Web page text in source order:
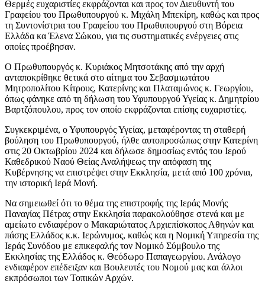
Θερμές ευχαριστίες εκφράζονται και προς τον Διευθυντή του
Γραφείου του Πρωθυπουργού κ. Μιχάλη Μπεκίρη, καθώς και προς
τη Συντονίστρια του Γραφείου του Πρωθυπουργού στη Βόρεια
Ελλάδα κα Έλενα Σώκου, για τις συστηματικές ενέργειες στις
οποίες προέβησαν.
Ο Πρωθυπουργός κ. Κυριάκος Μητσοτάκης από την αρχή
ανταποκρίθηκε θετικά στο αίτημα του Σεβασμιωτάτου
Μητροπολίτου Κίτρους, Κατερίνης και Πλαταμώνος κ. Γεωργίου,
όπως φάνηκε από τη δήλωση του Υφυπουργού Υγείας κ. Δημητρίου
Βαρτζόπουλου, προς τον οποίο εκφράζονται επίσης ευχαριστίες.
Συγκεκριμένα, ο Υφυπουργός Υγείας, μεταφέροντας τη σταθερή
βούληση του Πρωθυπουργού, ήλθε αυτοπροσώπως στην Κατερίνη
στις 20 Οκτωβρίου 2024 και δήλωσε δημοσίως εντός του Ιερού
Καθεδρικού Ναού Θείας Αναλήψεως την απόφαση της
Κυβέρνησης να επιστρέψει στην Εκκλησία, μετά από 100 χρόνια,
την ιστορική Ιερά Μονή.
Να σημειωθεί ότι το θέμα της επιστροφής της Ιεράς Μονής
Παναγίας Πέτρας στην Εκκλησία παρακολούθησε στενά και με
αμείωτο ενδιαφέρον ο Μακαριώτατος Αρχιεπίσκοπος Αθηνών και
πάσης Ελλάδος κ.κ. Ιερώνυμος, καθώς και η Νομική Υπηρεσία της
Ιεράς Συνόδου με επικεφαλής τον Νομικό Σύμβουλο της
Εκκλησίας της Ελλάδος κ. Θεόδωρο Παπαγεωργίου. Ανάλογο
ενδιαφέρον επέδειξαν και Βουλευτές του Νομού μας και άλλοι
εκπρόσωποι των Τοπικών Αρχών.